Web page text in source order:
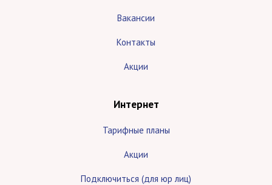
Вакансии
Контакты
Акции
Интернет
Тарифные планы
Акции
Подключиться (для юр лиц)